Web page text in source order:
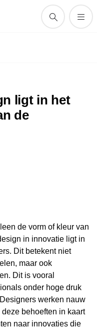
ligt in het
de
de vorm of kleur van
in innovatie ligt in
Dit betekent niet
maar ook
Dit is vooral
onder hoge druk
werken nauw
behoeften in kaart
naar innovaties die